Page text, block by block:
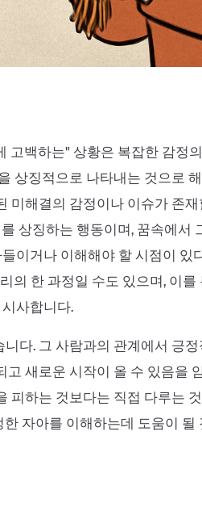
고백하는" 상황은 복잡한 감정
상징적으로 나타내는 것으로
미해결의 감정이나 이슈가 존재
상징하는 행동이며, 꿈속에서
이거나 이해해야 할 시점이 있
의 한 과정일 수도 있으며, 이를
사합니다.
다. 그 사람과의 관계에서 긍정
새로운 시작이 올 수 있음을
피하는 것보다는 직접 다루는
자아를 이해하는데 도움이 될